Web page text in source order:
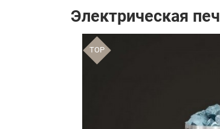
Электрическая
TOP